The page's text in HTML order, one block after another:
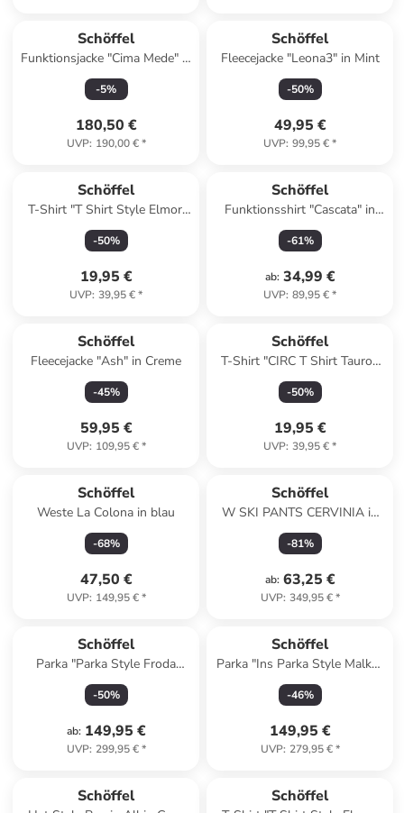
Schöffel
Funktionsjacke "Cima Mede" in
Blau
-5%
180,50 €
UVP: 190,00 €*
Schöffel
Fleecejacke "Leona3" in Mint
-50%
49,95 €
UVP: 99,95 €*
Schöffel
T-Shirt "T Shirt Style Elmori
MEN" in fir green
-50%
19,95 €
UVP: 39,95 €*
Schöffel
Funktionsshirt "Cascata" in
Weiß
-61%
ab: 34,99 €
UVP: 89,95 €*
Schöffel
Fleecejacke "Ash" in Creme
-45%
59,95 €
UVP: 109,95 €*
Schöffel
T-Shirt "CIRC T Shirt Tauron
M" in purple power
-50%
19,95 €
UVP: 39,95 €*
Schöffel
Weste La Colona in blau
-68%
47,50 €
UVP: 149,95 €*
Schöffel
W SKI PANTS CERVINIA in
Marine
-81%
ab: 63,25 €
UVP: 349,95 €*
Schöffel
Parka "Parka Style Froda
WMS" in caramel
-50%
ab: 149,95 €
UVP: 299,95 €*
Schöffel
Parka "Ins Parka Style Malkay
WMS" in navy blazer
-46%
149,95 €
UVP: 279,95 €*
Schöffel Schöffel